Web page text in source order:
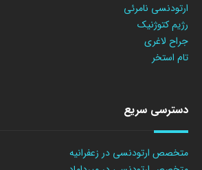
ارتودنسی نامرئی
رژیم کتوژنیک
جراح لاغری
تام استخر
دسترسی سریع
متخصص ارتودنسی در زعفرانیه